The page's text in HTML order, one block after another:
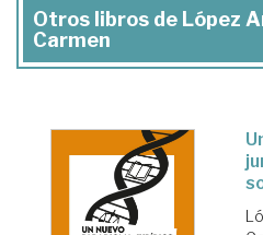
Otros libros de López
Carmen